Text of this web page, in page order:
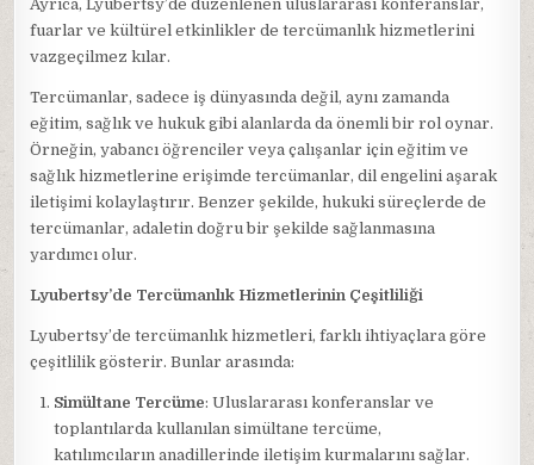
Ayrıca, Lyubertsy’de düzenlenen uluslararası konferanslar,
fuarlar ve kültürel etkinlikler de tercümanlık hizmetlerini
vazgeçilmez kılar.
Tercümanlar, sadece iş dünyasında değil, aynı zamanda
eğitim, sağlık ve hukuk gibi alanlarda da önemli bir rol oynar.
Örneğin, yabancı öğrenciler veya çalışanlar için eğitim ve
sağlık hizmetlerine erişimde tercümanlar, dil engelini aşarak
iletişimi kolaylaştırır. Benzer şekilde, hukuki süreçlerde de
tercümanlar, adaletin doğru bir şekilde sağlanmasına
yardımcı olur.
Lyubertsy’de Tercümanlık Hizmetlerinin Çeşitliliği
Lyubertsy’de tercümanlık hizmetleri, farklı ihtiyaçlara göre
çeşitlilik gösterir. Bunlar arasında:
Simültane Tercüme: Uluslararası konferanslar ve
toplantılarda kullanılan simültane tercüme,
katılımcıların anadillerinde iletişim kurmalarını sağlar.